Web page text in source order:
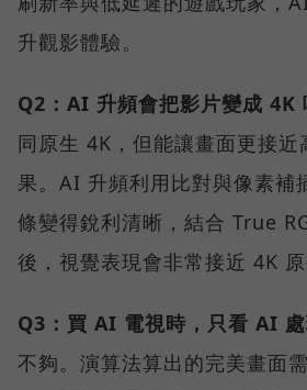
升觀影體驗。
Q2：AI 升頻會把影片變成 4K
同原生 4K，但能讓畫面更接近
果。AI 升頻利用比對與像素補
條變得銳利清晰，結合 True
後，視覺表現會非常接近 4K 原
Q3：買 AI 電視時，只看 AI 處
不夠。演算法算出的完美畫面